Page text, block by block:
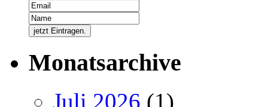
Monatsarchive
Juli 2026 (1)